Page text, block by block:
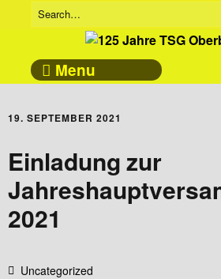
Menu
19. SEPTEMBER 2021
Einladung zur
2021
Uncategorized